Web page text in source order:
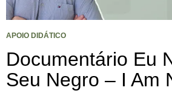
APOIO DIDÁTICO
Documentário Eu
Seu Negro – I Am